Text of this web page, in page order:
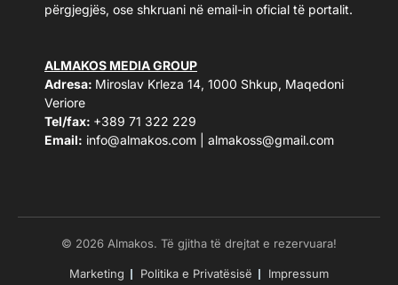
përgjegjës, ose shkruani në email-in oficial të portalit.
ALMAKOS MEDIA GROUP
Adresa: Miroslav Krleza 14, 1000 Shkup, Maqedoni
Veriore
Tel/fax: +389 71 322 229
Email: info@almakos.com almakoss@gmail.com
© 2026 Almakos. Të gjitha të drejtat e rezervuara!
Marketing Politika e Privatësisë Impressum